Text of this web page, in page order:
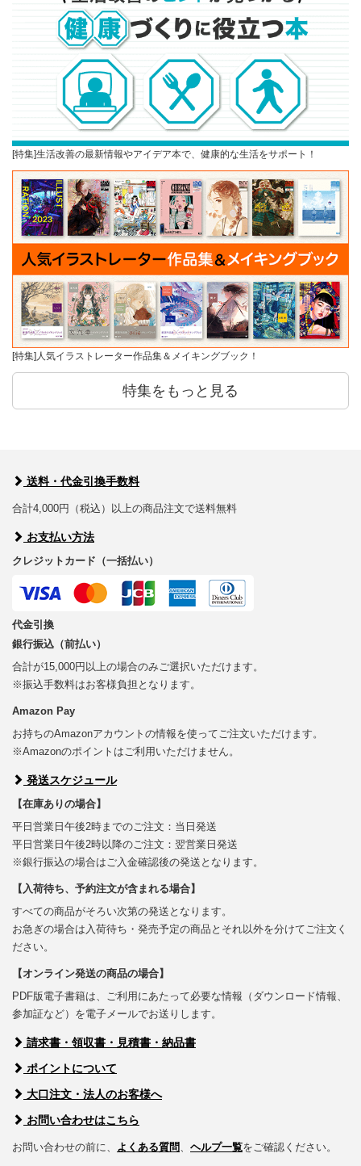
[特集]生活改善の最新情報やアイデア本で、健康的な生活をサポート！
[特集]人気イラストレーター作品集＆メイキングブック！
特集をもっと見る
送料・代金引換手数料
合計4,000円（税込）以上の商品注文で送料無料
お支払い方法
クレジットカード（一括払い）
代金引換
銀行振込（前払い）
合計が15,000円以上の場合のみご選択いただけます。
※振込手数料はお客様負担となります。
Amazon Pay
お持ちのAmazonアカウントの情報を使ってご注文いただけます。
※Amazonのポイントはご利用いただけません。
発送スケジュール
【在庫ありの場合】
平日営業日午後2時までのご注文：当日発送
平日営業日午後2時以降のご注文：翌営業日発送
※銀行振込の場合はご入金確認後の発送となります。
【入荷待ち、予約注文が含まれる場合】
すべての商品がそろい次第の発送となります。
お急ぎの場合は入荷待ち・発売予定の商品とそれ以外を分けてご注文く
ださい。
【オンライン発送の商品の場合】
PDF版電子書籍は、ご利用にあたって必要な情報（ダウンロード情報、
参加証など）を電子メールでお送りします。
請求書・領収書・見積書・納品書
ポイントについて
大口注文・法人のお客様へ
お問い合わせはこちら
お問い合わせの前に、 よくある質問 ヘルプ一覧をご確認ください。